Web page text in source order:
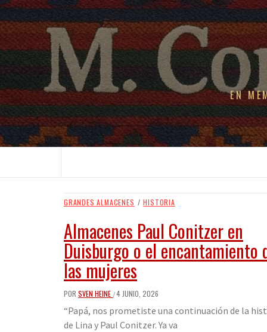
EN
GRANDES ALMACENES / HISTORIA
Almacenes Paul Conitzer en
Duisburgo o el encantamiento
las mujeres
POR SVEN HEINE /4 JUNIO, 2026
“Papá, nos prometiste una continuación de la
de Lina y Paul Conitzer. Ya va